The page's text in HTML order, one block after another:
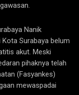
Nanik
Surabaya belum
akut. Meski
pihaknya telah
(Fasyankes)
mewaspadai